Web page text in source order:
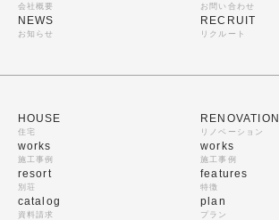
会社概要
NEWS
お知らせ
お問い合わせ
RECRUIT
リクルート
HOUSE
住宅
works
施工事例
resort
別荘
catalog
資料請求
RENOVATION
リノベーション
works
施工事例
features
特徴
plan
プラン